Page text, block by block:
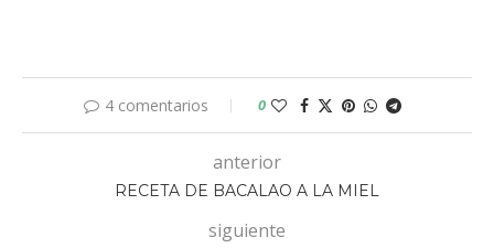
4 comentarios 0
anterior
RECETA DE BACALAO A LA MIEL
siguiente